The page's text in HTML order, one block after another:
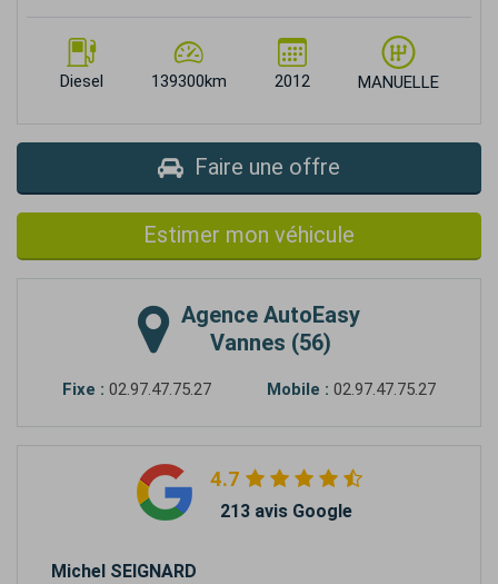
Diesel 139300km 2012 MANUELLE
Faire une offre
Estimer mon véhicule
Agence AutoEasy
Vannes (56)
Fixe : 02.97.47.75.27 Mobile : 02.97.47.75.27
4.7
213 avis Google
Michel SEIGNARD